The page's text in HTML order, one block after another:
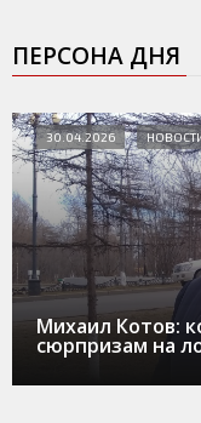
ПЕРСОНА ДНЯ
Михаил Котов:
сюрпризам на
30.04.2026